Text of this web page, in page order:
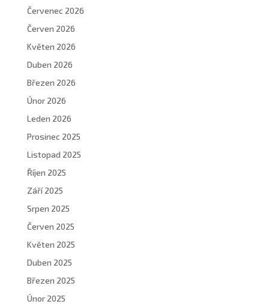
Červenec 2026
Červen 2026
Květen 2026
Duben 2026
Březen 2026
Únor 2026
Leden 2026
Prosinec 2025
Listopad 2025
Říjen 2025
Září 2025
Srpen 2025
Červen 2025
Květen 2025
Duben 2025
Březen 2025
Únor 2025